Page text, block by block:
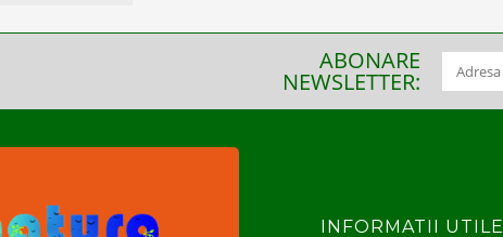
ABONARE
NEWSLETTER:
INFORMATII UTILE